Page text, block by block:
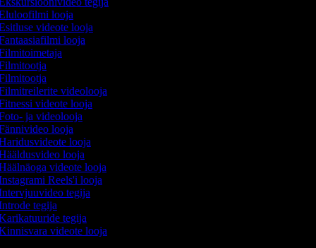
looja
videote looja
looja
videolooja
videote looja
ja videolooja
looja
looja
looja
videote looja
Reels'i looja
tegija
tegija
tegija
videote looja